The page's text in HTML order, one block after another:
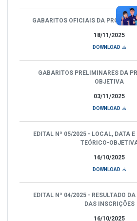
18/11/2025
GABARITOS OFICIAIS DA PROVA
DOWNLOAD
03/11/2025
GABARITOS PRELIMINARES DA
OBJETIVA
DOWNLOAD
16/10/2025
EDITAL Nº 05/2025 - LOCAL, DATA E
TEÓRICO-
DOWNLOAD
16/10/2025
EDITAL Nº 04/2025 - RESULTADO
DAS INSCRIÇÕES